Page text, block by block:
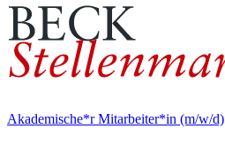
Akademische*r Mitarbeiter*in (m/w/d)